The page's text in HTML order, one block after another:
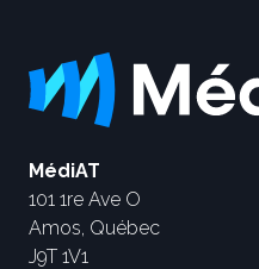
MédiAT
101 1re Ave O
Amos, Québec
J9T 1V1